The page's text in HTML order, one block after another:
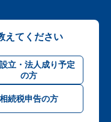
えてください
立・法人成り予定
の方
相続税申告の方